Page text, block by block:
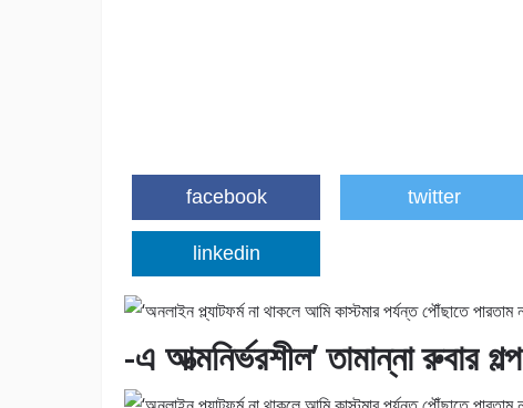
facebook twitter
linkedin
-এ আত্মনির্ভরশীল’ তামান্না রুবার গল্প